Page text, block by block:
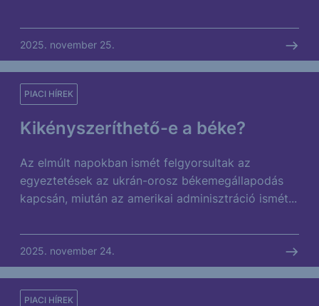
2025. november 25.
Kikényszeríthető-e a béke?
PIACI HÍREK
Az elmúlt napokban ismét felgyorsultak az
egyeztetések az ukrán-orosz békemegállapodás
kapcsán, miután az amerikai adminisztráció ismét...
2025. november 24.
PIACI HÍREK